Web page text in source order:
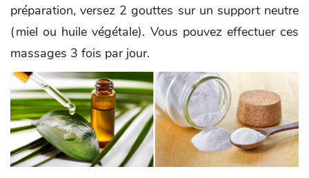
préparation, versez 2 gouttes sur un support neutre
(miel ou huile végétale). Vous pouvez effectuer ces
massages 3 fois par jour.